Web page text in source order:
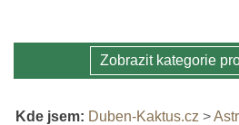
Zobrazit kategorie
Kde jsem: Duben-Kaktus.cz >